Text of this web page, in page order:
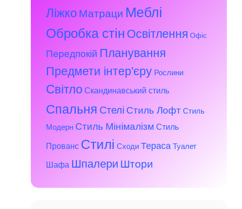
Ліжко Матраци Меблі
Обробка стін Освітлення Офіс
Передпокій Планування
Предмети інтер'єру Рослини
Світло Скандинавський стиль
Спальня Стелі Стиль Лофт Стиль
Модерн Стиль Мінімалізм Стиль
Прованс Стилі Сходи Тераса Туалет
Шафа Шпалери Штори